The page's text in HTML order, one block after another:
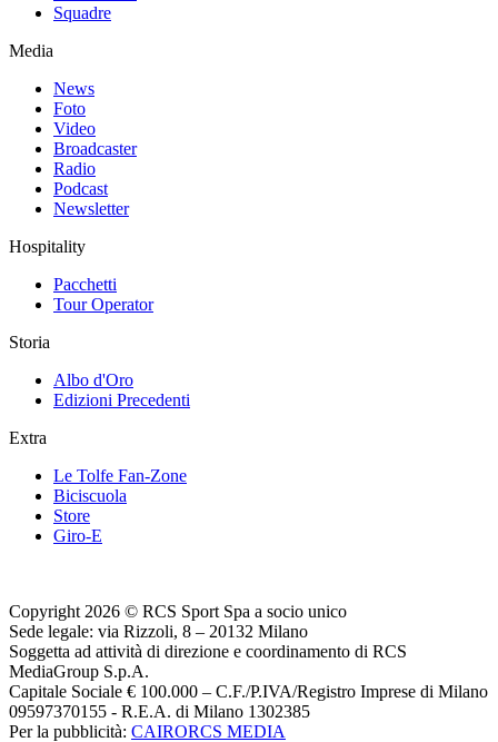
Squadre
Media
News
Foto
Video
Broadcaster
Radio
Podcast
Newsletter
Hospitality
Pacchetti
Tour Operator
Storia
Albo d'Oro
Edizioni Precedenti
Extra
Le Tolfe Fan-Zone
Biciscuola
Store
Giro-E
Copyright 2026 © RCS Sport Spa a socio unico
Sede legale: via Rizzoli, 8 – 20132 Milano
Soggetta ad attività di direzione e coordinamento di RCS
MediaGroup S.p.A.
Capitale Sociale € 100.000 – C.F./P.IVA/Registro Imprese di Milano
09597370155 - R.E.A. di Milano 1302385
Per la pubblicità: CAIRORCS MEDIA